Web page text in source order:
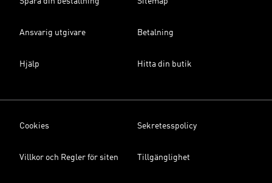
Ansvarig utgivare Betalning
Hjälp Hitta din butik
Cookies Sekretesspolicy
Villkor och Regler för siten Tillgänglighet